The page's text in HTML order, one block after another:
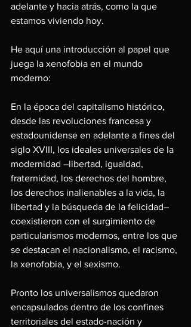
adelante y hacia atrás, como la que
estamos viviendo hoy.
He aquí una introducción al papel que
juega la xenofobia en el mundo
moderno:
En la época del capitalismo histórico,
desde las revoluciones francesa y
estadounidense en adelante a fines del
siglo XVIII, los ideales universales de la
modernidad –libertad, igualdad,
fraternidad, los derechos del hombre,
los derechos inalienables a la vida, la
libertad y la búsqueda de la felicidad–
coexistieron con el surgimiento de
particularismos modernos, entre los que
se destacan el nacionalismo, el racismo,
la xenofobia, y el sexismo.
Pronto los universalismos quedaron
encapsulados dentro de los confines
territoriales del estado-nación y